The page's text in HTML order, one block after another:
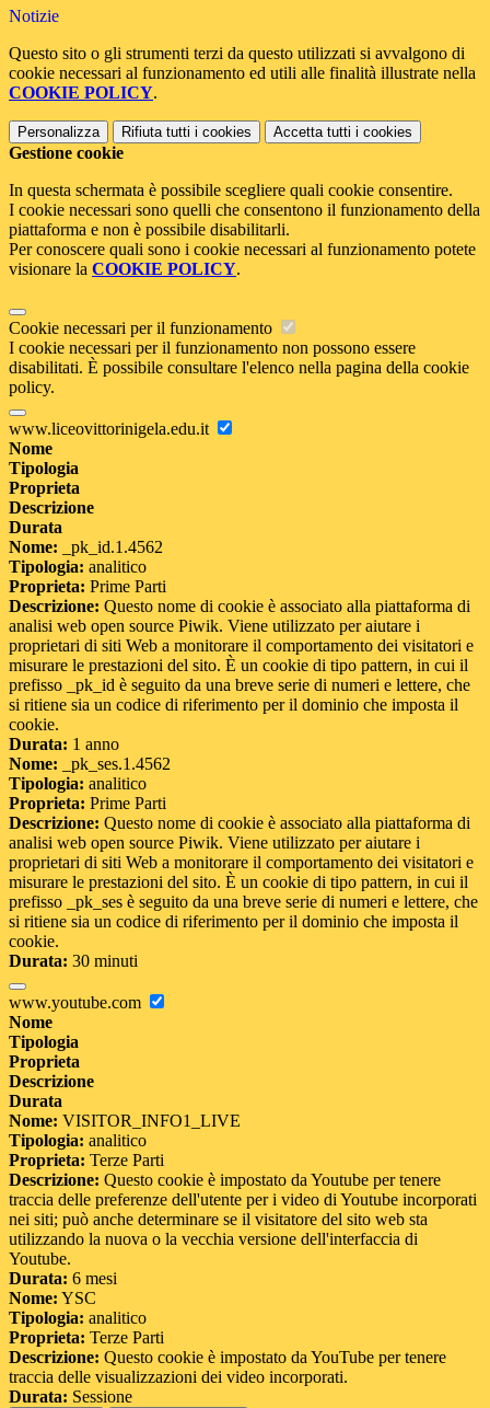
Notizie
Questo sito o gli strumenti terzi da questo utilizzati si avvalgono di
cookie necessari al funzionamento ed utili alle finalità illustrate nella
COOKIE POLICY.
Personalizza Rifiuta tutti i cookies Accetta tutti i cookies
Gestione cookie
In questa schermata è possibile scegliere quali cookie consentire.
I cookie necessari sono quelli che consentono il funzionamento della
piattaforma e non è possibile disabilitarli.
Per conoscere quali sono i cookie necessari al funzionamento potete
visionare la COOKIE POLICY.
Cookie necessari per il funzionamento
I cookie necessari per il funzionamento non possono essere
disabilitati. È possibile consultare l'elenco nella pagina della cookie
policy.
www.liceovittorinigela.edu.it
Nome
Tipologia
Proprieta
Descrizione
Durata
Nome: _pk_id.1.4562
Tipologia: analitico
Proprieta: Prime Parti
Descrizione: Questo nome di cookie è associato alla piattaforma di
analisi web open source Piwik. Viene utilizzato per aiutare i
proprietari di siti Web a monitorare il comportamento dei visitatori e
misurare le prestazioni del sito. È un cookie di tipo pattern, in cui il
prefisso _pk_id è seguito da una breve serie di numeri e lettere, che
si ritiene sia un codice di riferimento per il dominio che imposta il
cookie.
Durata: 1 anno
Nome: _pk_ses.1.4562
Tipologia: analitico
Proprieta: Prime Parti
Descrizione: Questo nome di cookie è associato alla piattaforma di
analisi web open source Piwik. Viene utilizzato per aiutare i
proprietari di siti Web a monitorare il comportamento dei visitatori e
misurare le prestazioni del sito. È un cookie di tipo pattern, in cui il
prefisso _pk_ses è seguito da una breve serie di numeri e lettere, che
si ritiene sia un codice di riferimento per il dominio che imposta il
cookie.
Durata: 30 minuti
www.youtube.com
Nome
Tipologia
Proprieta
Descrizione
Durata
Nome: VISITOR_INFO1_LIVE
Tipologia: analitico
Proprieta: Terze Parti
Descrizione: Questo cookie è impostato da Youtube per tenere
traccia delle preferenze dell'utente per i video di Youtube incorporati
nei siti; può anche determinare se il visitatore del sito web sta
utilizzando la nuova o la vecchia versione dell'interfaccia di
Youtube.
Durata: 6 mesi
Nome: YSC
Tipologia: analitico
Proprieta: Terze Parti
Descrizione: Questo cookie è impostato da YouTube per tenere
traccia delle visualizzazioni dei video incorporati.
Durata: Sessione